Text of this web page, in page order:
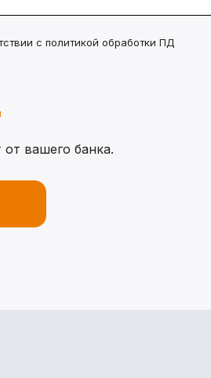
с политикой обработки ПД
вашего банка.